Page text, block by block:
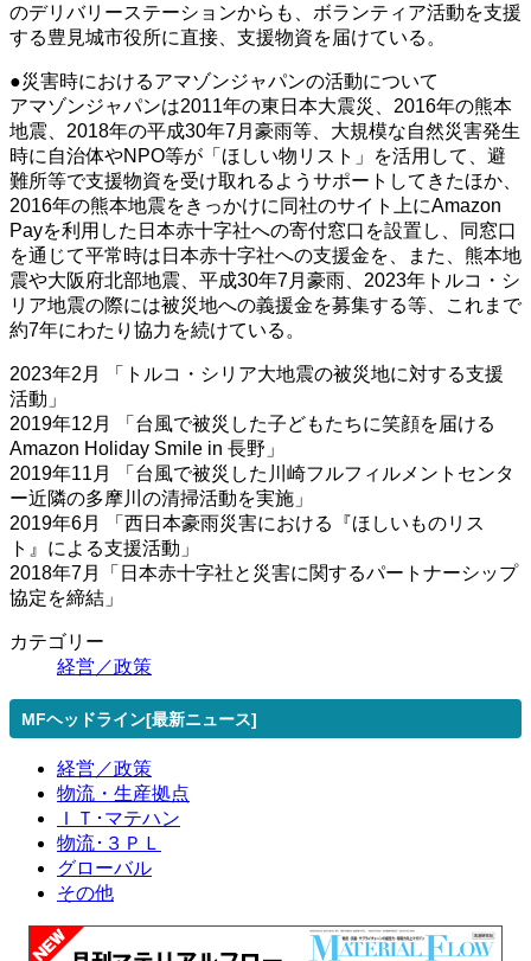
のデリバリーステーションからも、ボランティア活動を支援
する豊見城市役所に直接、支援物資を届けている。
●災害時におけるアマゾンジャパンの活動について
アマゾンジャパンは2011年の東日本大震災、2016年の熊本
地震、2018年の平成30年7月豪雨等、大規模な自然災害発生
時に自治体やNPO等が「ほしい物リスト」を活用して、避
難所等で支援物資を受け取れるようサポートしてきたほか、
2016年の熊本地震をきっかけに同社のサイト上にAmazon
Payを利用した日本赤十字社への寄付窓口を設置し、同窓口
を通じて平常時は日本赤十字社への支援金を、また、熊本地
震や大阪府北部地震、平成30年7月豪雨、2023年トルコ・シ
リア地震の際には被災地への義援金を募集する等、これまで
約7年にわたり協力を続けている。
2023年2月 「トルコ・シリア大地震の被災地に対する支援
活動」
2019年12月 「台風で被災した子どもたちに笑顔を届ける
Amazon Holiday Smile in 長野」
2019年11月 「台風で被災した川崎フルフィルメントセンタ
ー近隣の多摩川の清掃活動を実施」
2019年6月 「西日本豪雨災害における『ほしいものリス
ト』による支援活動」
2018年7月「日本赤十字社と災害に関するパートナーシップ
協定を締結」
カテゴリー
経営／政策
MFヘッドライン[最新ニュース]
経営／政策
物流・生産拠点
ＩＴ･マテハン
物流･３ＰＬ
グローバル
その他